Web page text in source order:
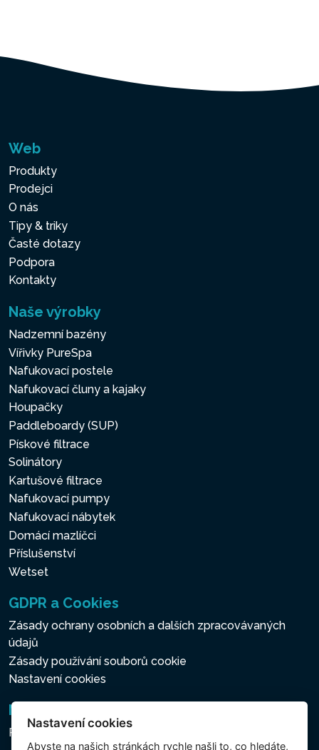
Web
Produkty
Prodejci
O nás
Tipy & triky
Časté dotazy
Podpora
Kontakty
Naše výrobky
Nadzemní bazény
Vířivky PureSpa
Nafukovací postele
Nafukovací čluny a kajaky
Houpačky
Paddleboardy (SUP)
Pískové filtrace
Solinátory
Kartušové filtrace
Nafukovací pumpy
Nafukovací nábytek
Domácí mazlíčci
Příslušenství
Wetset
GDPR a Cookies
Zásady ochrany osobních a dalších zpracovávaných
údajů
Zásady používání souborů cookie
Nastavení cookies
Newsletter
Přihlášení k odběru novinek
Nastavení cookies
Abyste na našich stránkách rychle našli to, co hledáte,